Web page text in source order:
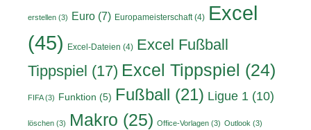
erstellen (3) Euro (7) Europameisterschaft(4) Excel
(45) Excel-Dateien (4) Excel Fußball
Tippspiel (17) Excel Tippspiel (24)
FIFA(3) Funktion (5) Fußball (21) Ligue 1 (10)
löschen (3) Makro (25) Office-Vorlagen (3) Outlook (3)